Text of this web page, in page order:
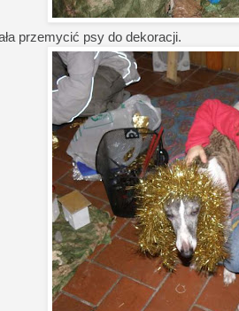
przemycić psy do dekoracji.